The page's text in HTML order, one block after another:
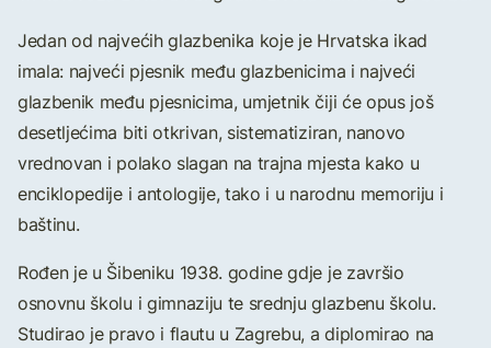
Jedan od najvećih glazbenika koje je Hrvatska ikad
imala: najveći pjesnik među glazbenicima i najveći
glazbenik među pjesnicima, umjetnik čiji će opus još
desetljećima biti otkrivan, sistematiziran, nanovo
vrednovan i polako slagan na trajna mjesta kako u
enciklopedije i antologije, tako i u narodnu memoriju i
baštinu.
Rođen je u Šibeniku 1938. godine gdje je završio
osnovnu školu i gimnaziju te srednju glazbenu školu.
Studirao je pravo i flautu u Zagrebu, a diplomirao na